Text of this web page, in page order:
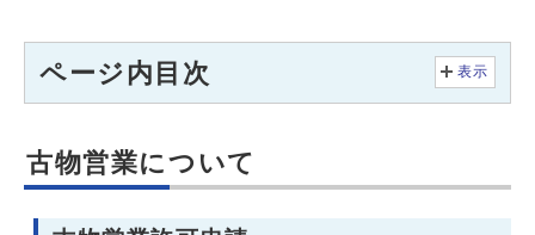
ページ内目次 表示
古物営業について